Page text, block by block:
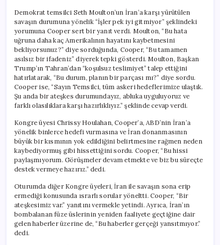
Demokrat temsilci Seth Moulton’un İran’a karşı yürütülen
savaşın durumuna yönelik “İşler pek iyi gitmiyor” şeklindeki
yorumuna Cooper sert bir yanıt verdi. Moulton, “Bu hata
uğruna daha kaç Amerikalının hayatını kaybetmesini
bekliyorsunuz?” diye sorduğunda, Cooper, “Bu tamamen
asılsız bir ifadeniz” diyerek tepki gösterdi. Moulton, Başkan
Trump’ın Tahran’dan “koşulsuz teslimiyet” talep ettiğini
hatırlatarak, “Bu durum, planın bir parçası mı?” diye sordu.
Cooper ise, “Sayın Temsilci, tüm askeri hedeflerimize ulaştık.
Şu anda bir ateşkes durumundayız, abluka uyguluyoruz ve
farklı olasılıklara karşı hazırlıklıyız.” şeklinde cevap verdi.
Kongre üyesi Chrissy Houlahan, Cooper’a, ABD’nin İran’a
yönelik binlerce hedefi vurmasına ve İran donanmasının
büyük bir kısmının yok edildiğini belirtmesine rağmen neden
kaybediyormuş gibi hissettiğini sordu. Cooper, “Bu hissi
paylaşmıyorum. Görüşmeler devam etmekte ve biz bu süreçte
destek vermeye hazırız.” dedi.
Oturumda diğer Kongre üyeleri, İran ile savaşın sona erip
ermediği konusunda ısrarlı sorular yöneltti. Cooper, “Bir
ateşkesimiz var.” yanıtını vermekle yetindi. Ayrıca, İran’ın
bombalanan füze üslerinin yeniden faaliyete geçtiğine dair
gelen haberler üzerine de, “Bu haberler gerçeği yansıtmıyor.”
dedi.